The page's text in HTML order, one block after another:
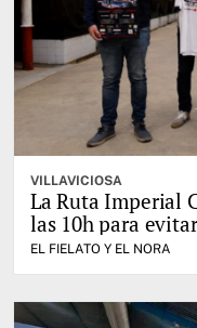
VILLAVICIOSA
La Ruta Imperial
las 10h para
EL FIELATO Y EL NORA